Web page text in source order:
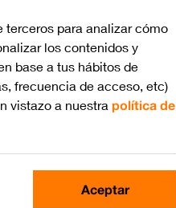
terceros para analizar cómo
los contenidos y
base a tus hábitos de
frecuencia de acceso, etc)
vistazo a nuestra política de
Aceptar